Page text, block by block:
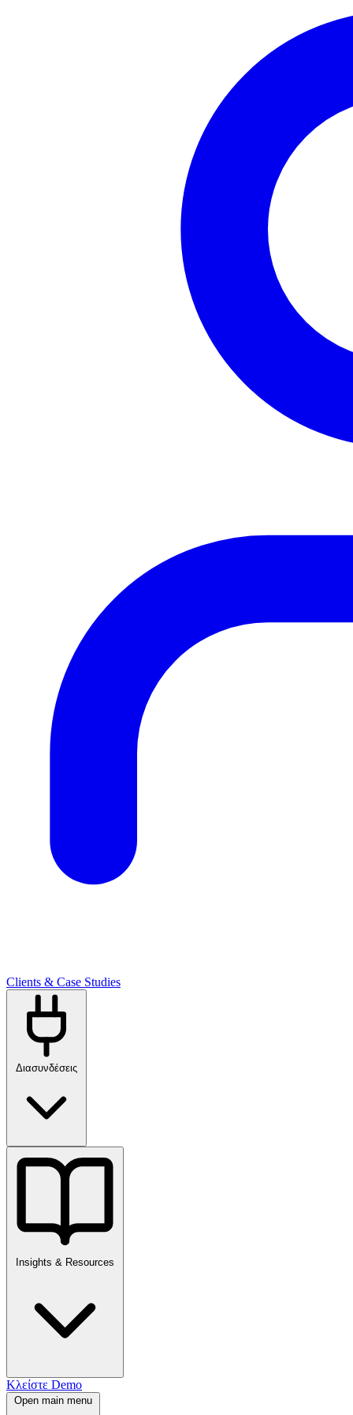
Clients & Case Studies
Διασυνδέσεις
Insights & Resources
Κλείστε Demo
Open main menu